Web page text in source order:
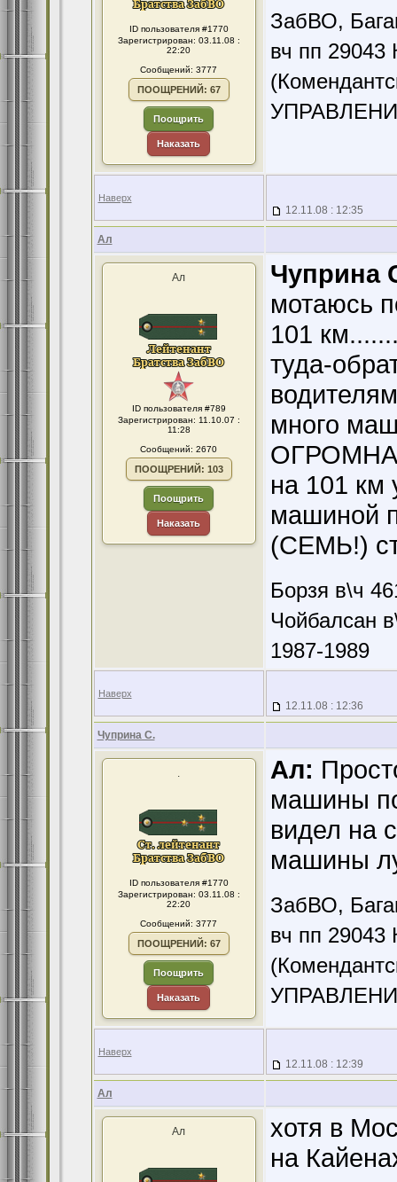
ID пользователя #1770
Зарегистрирован: 03.11.08 :
22:20
Сообщений: 3777
ПООЩРЕНИЙ: 67
Поощрить
Наказать
ЗабВО,
вч пп 29043
Наверх
12.11.08 : 12:35
Ал
Ал
ID пользователя #789
Зарегистрирован: 11.10.07 :
11:28
Сообщений: 2670
ПООЩРЕНИЙ: 103
Поощрить
Наказать
Чуприна
мотаюсь
101
туда-
много
на 101 км
машиной
(СЕМЬ!)
Борзя в\ч
Чойбалсан
1987-1989
Наверх
12.11.08 : 12:36
Чуприна С.
.
ID пользователя #1770
Зарегистрирован: 03.11.08 :
22:20
Сообщений: 3777
ПООЩРЕНИЙ: 67
Поощрить
Наказать
Ал:
машины
видел на
машины
ЗабВО,
вч пп 29043
Наверх
12.11.08 : 12:39
Ал
Ал
хотя в
на